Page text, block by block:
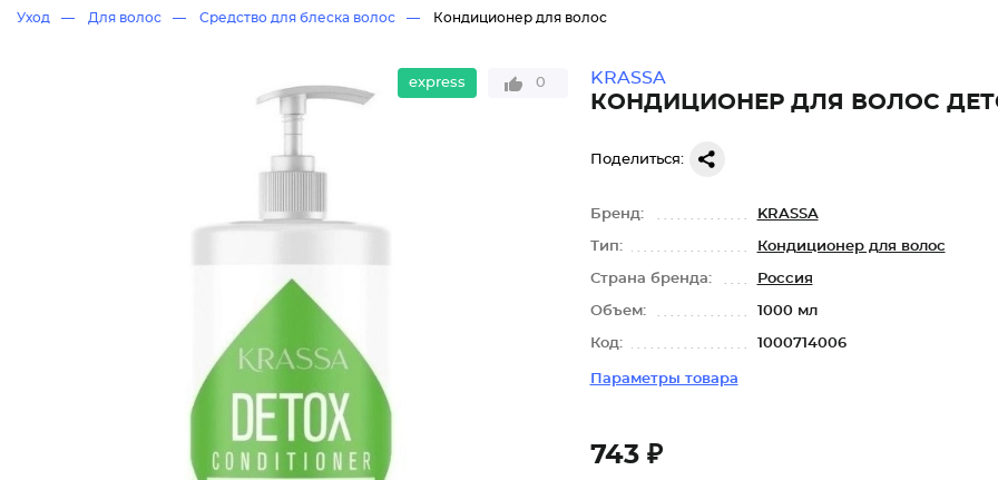
Уход Для волос Средство для блеска волос Кондиционер для волос
express 0 KRASSA
КОНДИЦИОНЕР ДЛЯ ВОЛОС
Поделиться:
Бренд: KRASSA
Тип: Кондиционер для волос
Страна бренда: Россия
Объем: 1000 мл
Код: 1000714006
Параметры товара
743 ₽